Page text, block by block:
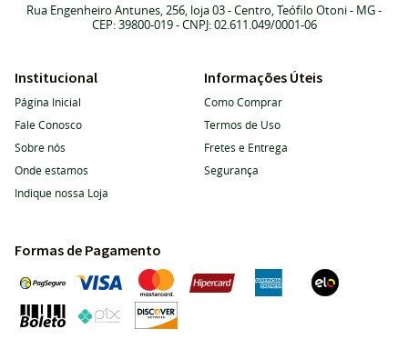
Rua Engenheiro Antunes, 256, loja 03-Centro, Teófilo Otoni- MG-
CEP: 39800-019- CNPJ: 02.611.049/0001-06
Institucional
Página Inicial
Fale Conosco
Sobre nós
Onde estamos
Indique nossa Loja
Informações Úteis
Como Comprar
Termos de Uso
Fretes e Entrega
Segurança
Formas de Pagamento